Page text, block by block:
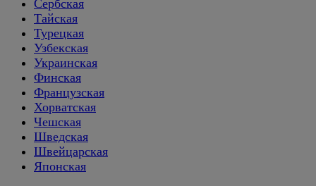
Сербская
Тайская
Турецкая
Узбекская
Украинская
Финская
Французская
Хорватская
Чешская
Шведская
Швейцарская
Японская